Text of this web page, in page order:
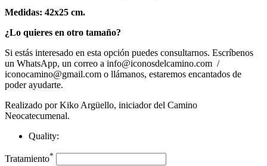
Medidas: 42x25 cm.
¿Lo quieres en otro tamaño?
Si estás interesado en esta opción puedes consultarnos. Escríbenos
un WhatsApp, un correo a info@iconosdelcamino.com /
iconocamino@gmail.com o llámanos, estaremos encantados de
poder ayudarte.
Realizado por Kiko Argüello, iniciador del Camino
Neocatecumenal.
Quality:
Tratamiento*